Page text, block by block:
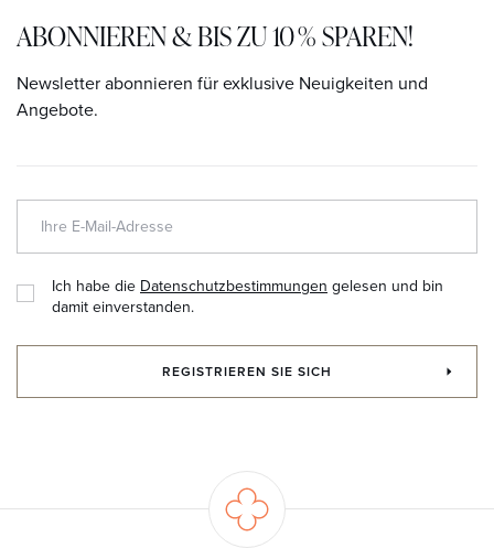
ABONNIEREN & BIS ZU 10 % SPAREN!
Newsletter abonnieren für exklusive Neuigkeiten und
Angebote.
Ich habe die Datenschutzbestimmungen gelesen und bin
damit einverstanden.
REGISTRIEREN SIE SICH